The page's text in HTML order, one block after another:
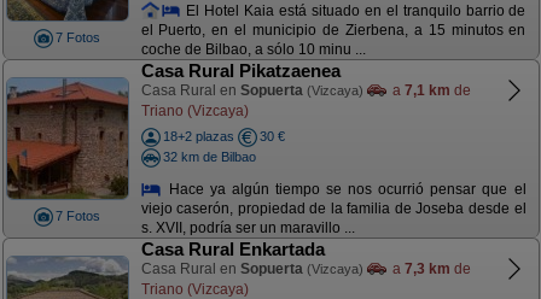
7 Fotos
El Hotel Kaia está situado en el tranquilo barrio de
el Puerto, en el municipio de Zierbena, a 15 minutos en
coche de Bilbao, a sólo 10 minu ...
7 Fotos
Casa Rural Pikatzaenea
Casa Rural en Sopuerta (Vizcaya) a 7,1 km de
Triano (Vizcaya)
18+2 plazas
30 €
32 km de Bilbao
Hace ya algún tiempo se nos ocurrió pensar que el
viejo caserón, propiedad de la familia de Joseba desde el
s. XVII, podría ser un maravillo ...
Casa Rural Enkartada
Casa Rural en Sopuerta (Vizcaya) a 7,3 km de
Triano (Vizcaya)